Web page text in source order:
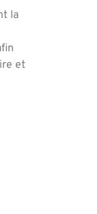
la
et